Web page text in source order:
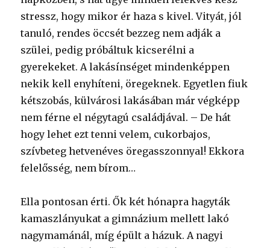
stressz, hogy mikor ér haza s kivel. Vityát, jól
tanuló, rendes öccsét bezzeg nem adják a
szülei, pedig próbáltuk kicserélni a
gyerekeket. A lakásínséget mindenképpen
nekik kell enyhíteni, öregeknek. Egyetlen fiuk
kétszobás, külvárosi lakásában már végképp
nem férne el négytagú családjával. – De hát
hogy lehet ezt tenni velem, cukorbajos,
szívbeteg hetvenéves öregasszonnyal! Ekkora
felelősség, nem bírom…
Ella pontosan érti. Ők két hónapra hagyták
kamaszlányukat a gimnázium mellett lakó
nagymamánál, míg épült a házuk. A nagyi